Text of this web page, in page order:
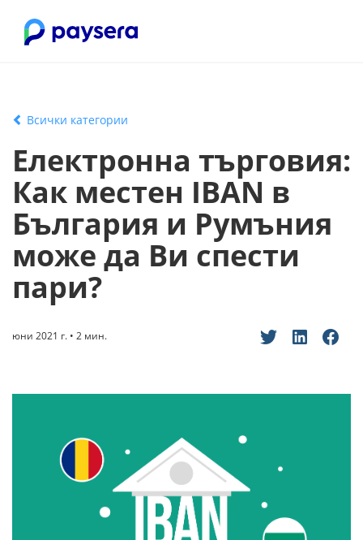
Всички категории
Електронна търговия:
Как местен IBAN в
България и Румъния
може да Ви спести
пари?
юни 2021 г. • 2 мин.